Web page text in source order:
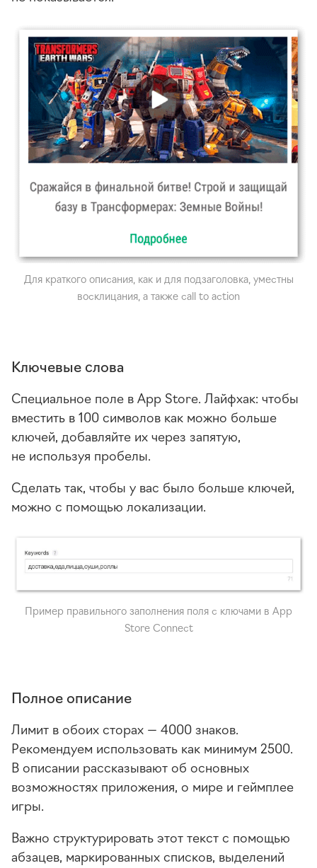
Для краткого описания, как и для подзаголовка, уместны
восклицания, а также call to action
Ключевые слова
Специальное поле в App Store. Лайфхак: чтобы
вместить в 100 символов как можно больше
ключей, добавляйте их через запятую,
не используя пробелы.
Сделать так, чтобы у вас было больше ключей,
можно с помощью локализации.
Пример правильного заполнения поля с ключами в App
Store Connect
Полное описание
Лимит в обоих сторах — 4000 знаков.
Рекомендуем использовать как минимум 2500.
В описании рассказывают об основных
возможностях приложения, о мире и геймплее
игры.
Важно структурировать этот текст с помощью
абзацев, маркированных списков, выделений